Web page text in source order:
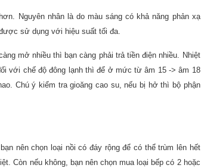
Nguyên nhân là do màu sáng có khả năng phản xạ
sử dụng với hiệu suất tối đa.
mở nhiều thì bạn càng phải trả tiền điện nhiều. Nhiệt
với chế độ đông lạnh thì để ở mức từ âm 15 -> âm 18
Chú ý kiểm tra gioăng cao su, nếu bị hở thì bộ phận
nên chọn loại nồi có đáy rộng để có thể trùm lên hết
Còn nếu không, bạn nên chọn mua loại bếp có 2 hoặc